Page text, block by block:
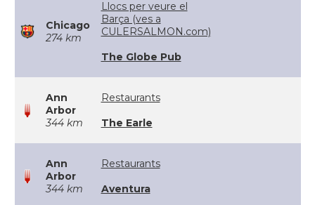
Chicago
274 km
Llocs per veure el
Barça (ves a
CULERSALMON.com)
The Globe Pub
Ann
Arbor
344 km
Restaurants
The Earle
Ann
Arbor
344 km
Restaurants
Aventura